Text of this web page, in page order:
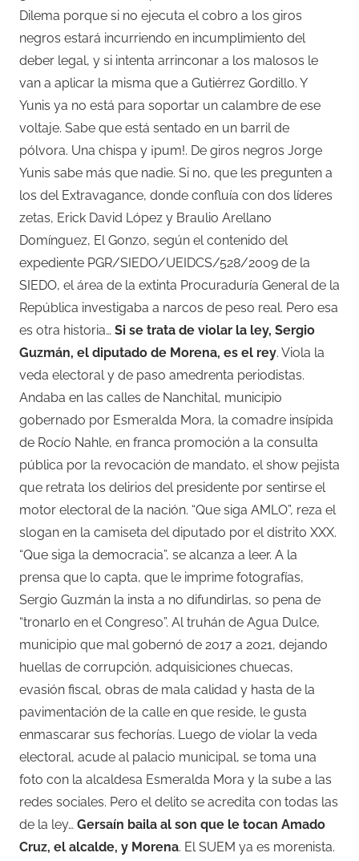
Dilema porque si no ejecuta el cobro a los giros
negros estará incurriendo en incumplimiento del
deber legal, y si intenta arrinconar a los malosos le
van a aplicar la misma que a Gutiérrez Gordillo. Y
Yunis ya no está para soportar un calambre de ese
voltaje. Sabe que está sentado en un barril de
pólvora. Una chispa y ¡pum!. De giros negros Jorge
Yunis sabe más que nadie. Si no, que les pregunten a
los del Extravagance, donde confluía con dos líderes
zetas, Erick David López y Braulio Arellano
Domínguez, El Gonzo, según el contenido del
expediente PGR/SIEDO/UEIDCS/528/2009 de la
SIEDO, el área de la extinta Procuraduría General de la
República investigaba a narcos de peso real. Pero esa
es otra historia… Si se trata de violar la ley, Sergio
Guzmán, el diputado de Morena, es el rey. Viola la
veda electoral y de paso amedrenta periodistas.
Andaba en las calles de Nanchital, municipio
gobernado por Esmeralda Mora, la comadre insípida
de Rocío Nahle, en franca promoción a la consulta
pública por la revocación de mandato, el show pejista
que retrata los delirios del presidente por sentirse el
motor electoral de la nación. “Que siga AMLO”, reza el
slogan en la camiseta del diputado por el distrito XXX.
“Que siga la democracia”, se alcanza a leer. A la
prensa que lo capta, que le imprime fotografías,
Sergio Guzmán la insta a no difundirlas, so pena de
“tronarlo en el Congreso”. Al truhán de Agua Dulce,
municipio que mal gobernó de 2017 a 2021, dejando
huellas de corrupción, adquisiciones chuecas,
evasión fiscal, obras de mala calidad y hasta de la
pavimentación de la calle en que reside, le gusta
enmascarar sus fechorías. Luego de violar la veda
electoral, acude al palacio municipal, se toma una
foto con la alcaldesa Esmeralda Mora y la sube a las
redes sociales. Pero el delito se acredita con todas las
de la ley… Gersaín baila al son que le tocan Amado
Cruz, el alcalde, y Morena. El SUEM ya es morenista.